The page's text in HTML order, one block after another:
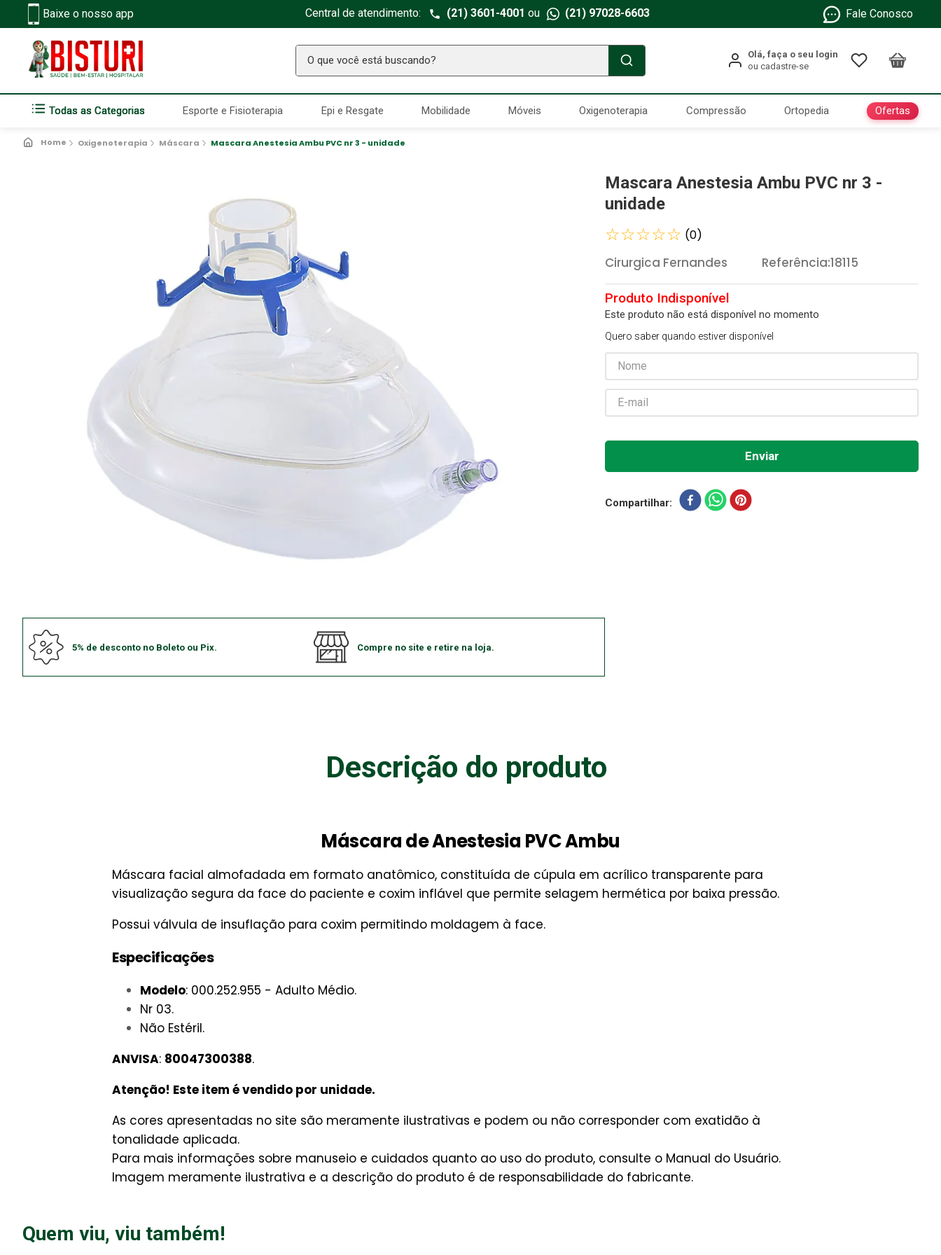
Baixe o nosso app Central de atendimento: (21) 3601-4001 ou (21) 97028-6603 Fale Conosco
O que você está buscando?
Todas as Categorias Esporte e Fisioterapia Epi e Resgate Mobilidade Móveis Oxigenoterapia Compressão Ortopedia Ofertas
Oxigenoterapia Máscara Mascara Anestesia Ambu PVC nr 3 - unidade
5% de desconto no Boleto ou Pix. Compre no site e retire na loja.
Mascara Anestesia Ambu PVC nr 3 -
unidade
☆☆☆☆☆ (0)
Cirurgica Fernandes Referência:18115
Este produto não está disponível no momento
Quero saber quando estiver disponível
Compartilhar
Descrição do produto
Máscara de Anestesia PVC Ambu
Máscara facial almofadada em formato anatômico, constituída de cúpula em acrílico transparente para
visualização segura da face do paciente e coxim inflável que permite selagem hermética por baixa pressão.
Possui válvula de insuflação para coxim permitindo moldagem à face.
Especificações
Modelo: 000.252.955 - Adulto Médio.
Nr 03.
Não Estéril.
ANVISA: 80047300388.
Atenção! Este item é vendido por unidade.
As cores apresentadas no site são meramente ilustrativas e podem ou não corresponder com exatidão à
tonalidade aplicada.
Para mais informações sobre manuseio e cuidados quanto ao uso do produto, consulte o Manual do Usuário.
Imagem meramente ilustrativa e a descrição do produto é de responsabilidade do fabricante.
Quem viu, viu também!
TERMOS MAIS BUSCADOS
Seringa Insulina
2º Fralda Geriatrica
7º Gaze Esteril
8º
Cadeira Banho